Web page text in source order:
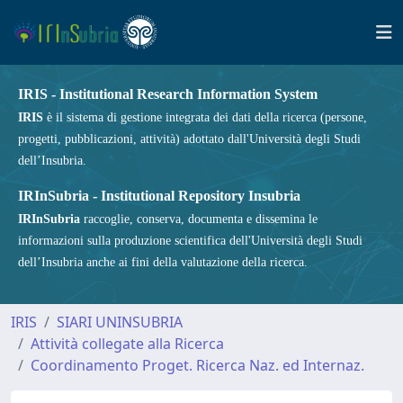
IRIS - Institutional Research Information System
IRIS è il sistema di gestione integrata dei dati della ricerca (persone,
progetti, pubblicazioni, attività) adottato dall'Università degli Studi
dell’Insubria.
IRInSubria - Institutional Repository Insubria
IRInSubria raccoglie, conserva, documenta e dissemina le
informazioni sulla produzione scientifica dell'Università degli Studi
dell’Insubria anche ai fini della valutazione della ricerca.
IRIS
SIARI UNINSUBRIA
Attività collegate alla Ricerca
Coordinamento Proget. Ricerca Naz. ed Internaz.